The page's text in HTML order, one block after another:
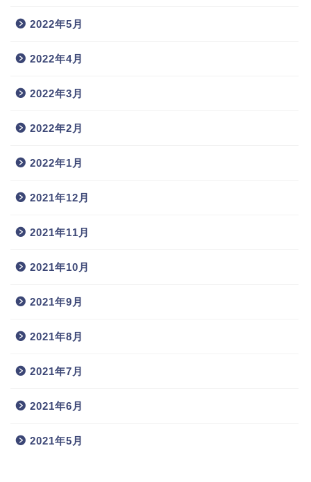
2022年5月
2022年4月
2022年3月
2022年2月
2022年1月
2021年12月
2021年11月
2021年10月
2021年9月
2021年8月
2021年7月
2021年6月
2021年5月